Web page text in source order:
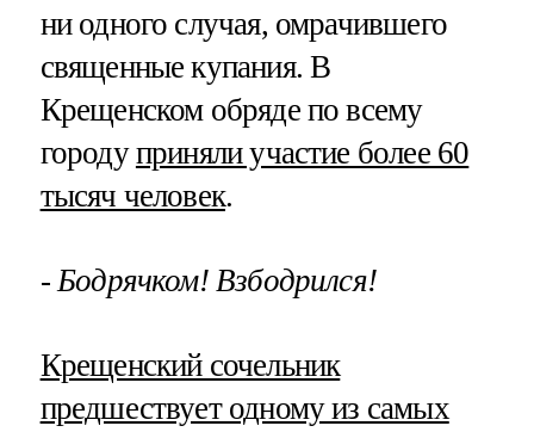
ни одного случая, омрачившего
священные купания. В
Крещенском обряде по всему
городуприняли участие более 60
тысяч человек.
- Бодрячком! Взбодрился!
Крещенский сочельник
предшествует одному из самых